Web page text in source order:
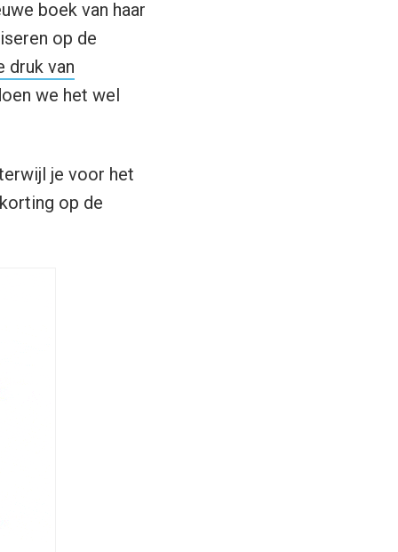
boek van haar
op de
druk van
we het wel
je voor het
op de